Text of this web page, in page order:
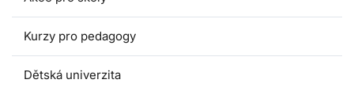
Kurzy pro pedagogy
Dětská univerzita